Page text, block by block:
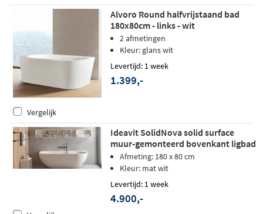
Alvoro Round halfvrijstaand bad
180x80cm - links - wit
2 afmetingen
Kleur: glans wit
Levertijd: 1 week
1.399,-
Vergelijk
Ideavit SolidNova solid surface
muur-gemonteerd bovenkant ligbad
180x80cm
Afmeting: 180 x 80 cm
Kleur: mat wit
Levertijd: 1 week
4.900,-